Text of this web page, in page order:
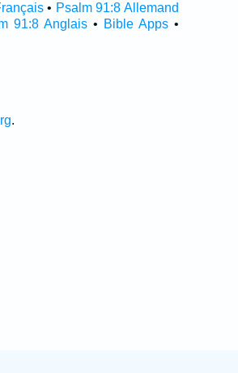
• Psalm 91:8 Allemand
91:8 Anglais • Bible Apps •
.